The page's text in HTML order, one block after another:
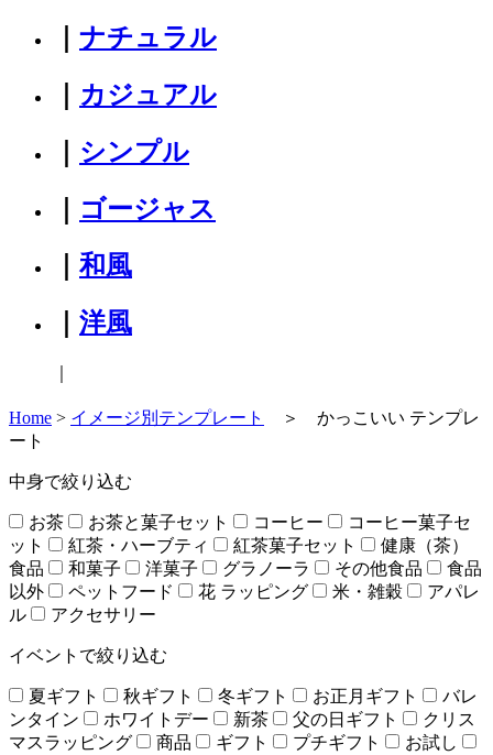
ナチュラル
カジュアル
シンプル
ゴージャス
和風
洋風
Home > イメージ別テンプレート
＞ かっこいい テンプレ
ート
中身で絞り込む
お茶 お茶と菓子セット コーヒー
コーヒー菓子セ
ット
紅茶・ハーブティ 紅茶菓子セット
健康（茶）
食品
和菓子 洋菓子 グラノーラ その他食品
食品
以外
ペットフード 花 ラッピング 米・雑穀
アパレ
ル
アクセサリー
イベントで絞り込む
夏ギフト 秋ギフト 冬ギフト お正月ギフト
バレ
ンタイン
ホワイトデー 新茶 父の日ギフト
クリス
マスラッピング
商品 ギフト プチギフト
お試し